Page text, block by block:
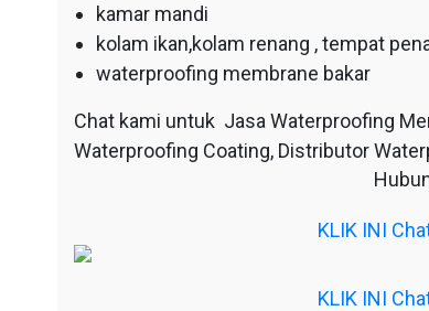
kamar mandi
kolam ikan,kolam renang , tempat
waterproofing membrane bakar
Chat kami untuk Jasa Waterproofing
Waterproofing Coating, Distributor
KLIK INI
KLIK INI